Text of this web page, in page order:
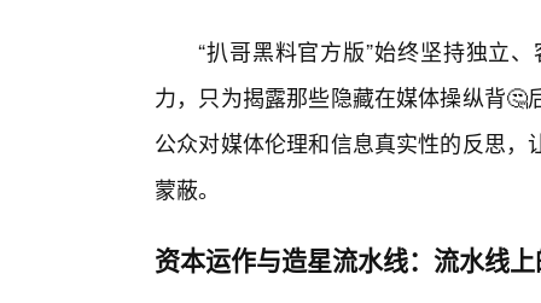
“扒哥黑料官方版”始终坚持独立
力，只为揭露那些隐藏在媒体操纵背
公众对媒体伦理和信息真实性的反思
蒙蔽。
资本运作与造星流水线：流水线